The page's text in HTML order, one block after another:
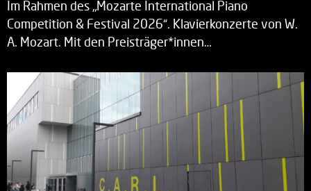
Im Rahmen des „Mozarte International Piano
Competition & Festival 2026“. Klavierkonzerte von W.
A. Mozart. Mit den Preisträger*innen…